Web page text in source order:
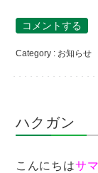
コメントする
Category : お知らせ
ハクガン
こんにちはサ